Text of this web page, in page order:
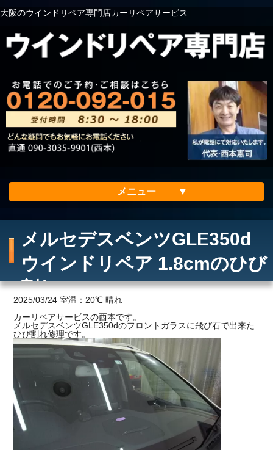
大阪のウインドリペア専門店カーリペアサービス
メニュー
会社案内
メリット
ご利用の流れ
価格
メルセデスベンツGLE350d
ウインドリペア 1.8cmのひび
割れ
2025/03/24 室温：20℃ 晴れ
カーリペアサービスの西本です。
メルセデスベンツGLE350dのフロントガラスに飛び石で出来た
ひび割れ修理です。